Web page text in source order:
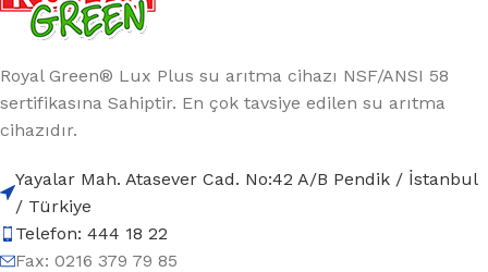
Royal Green® Lux Plus su arıtma cihazı NSF/ANSI 58
sertifikasına Sahiptir. En çok tavsiye edilen su arıtma
cihazıdır.
Yayalar Mah. Atasever Cad. No:42 A/B Pendik / İstanbul
/ Türkiye
Telefon: 444 18 22
Fax: 0216 379 79 85